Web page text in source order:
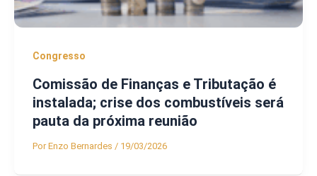
Congresso
Comissão de Finanças e Tributação é
instalada; crise dos combustíveis será
pauta da próxima reunião
PorEnzo Bernardes / 19/03/2026